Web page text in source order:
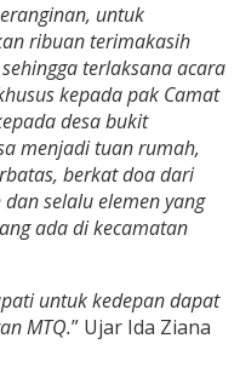
untuk
ribuan terimakasih
terlaksana acara
kepada pak Camat
desa bukit
menjadi tuan rumah,
berkat doa dari
selalu elemen yang
ada di kecamatan
untuk kedepan dapat
MTQ.” Ujar Ida Ziana